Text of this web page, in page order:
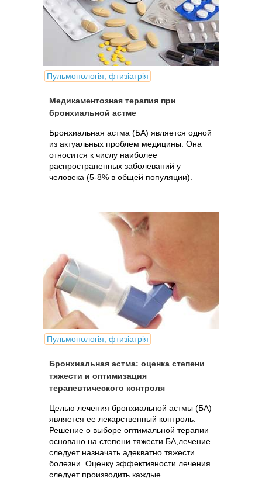
Пульмонологія, фтизіатрія
Медикаментозная терапия при
бронхиальной астме
Бронхиальная астма (БА) является одной
из актуальных проблем медицины. Она
относится к числу наиболее
распространенных заболеваний у
человека (5-8% в общей популяции).
Пульмонологія, фтизіатрія
Бронхиальная астма: оценка степени
тяжести и оптимизация
терапевтического контроля
Целью лечения бронхиальной астмы (БА)
является ее лекарственный контроль.
Решение о выборе оптимальной терапии
основано на степени тяжести БА,лечение
следует назначать адекватно тяжести
болезни. Оценку эффективности лечения
следует производить каждые...